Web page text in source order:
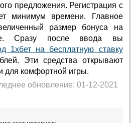
предложения. Регистрация с
минимум времени. Главное
размер бонуса на
Сразу после ввода вы
1хбет на бесплатную ставку
Эти средства открывают
для комфортной игры.
обновление: 01-12-2021